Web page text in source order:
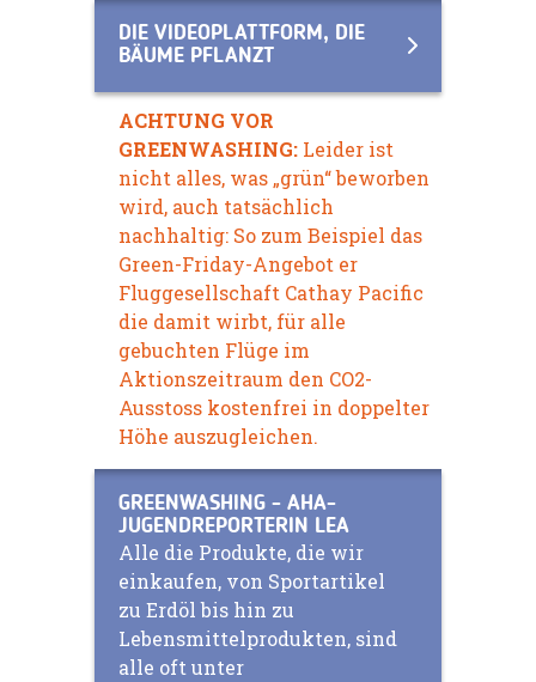
DIE VIDEOPLATTFORM, DIE
BÄUME PFLANZT
ACHTUNG VOR
GREENWASHING: Leider ist
nicht alles, was „grün“ beworben
wird, auch tatsächlich
nachhaltig: So zum Beispiel das
Green-Friday-Angebot er
Fluggesellschaft Cathay Pacific
die damit wirbt, für alle
gebuchten Flüge im
Aktionszeitraum den CO2-
Ausstoss kostenfrei in doppelter
Höhe auszugleichen.
GREENWASHING - AHA-
JUGENDREPORTERIN LEA
Alle die Produkte, die wir
einkaufen, von Sportartikel
zu Erdöl bis hin zu
Lebensmittelprodukten, sind
alle oft unter